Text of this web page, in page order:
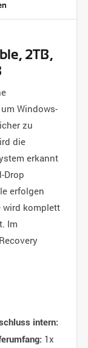
2TB,
Windows-
zu
die
erkannt
Drop
erfolgen
wird komplett
Im
intern:
1x